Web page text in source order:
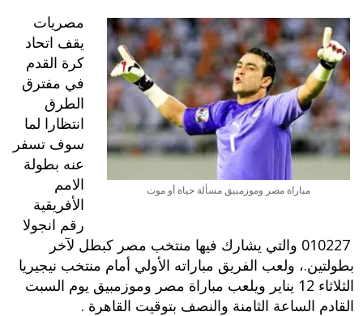
مباراة مصر وموزمبيق مسألة حياة أو موت
مصريات
يقف اتحاد
كرة القدم
في مفترق
الطرق
انتظارا لما
سوف تسفر
عنه بطولة
الامم
الأفريقية
رقم‮ انجولا
2010 ‬27‮ ‬والتي يشارك فيها منتخب مصر كبطل لآخر
بطولتين‮.‬،‮ ‬ولعب الفريق مباراته الأولي أمام منتخب نيجيريا
الثلاثاء‮ ‬12‮ ‬يناير‮ ويلعب مباراة مصر وموزمبيق يوم السبت
القادم‮ الساعة الثامنة والنصف بتوقيت القاهرة .‬